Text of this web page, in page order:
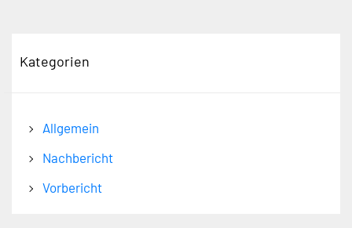
Kategorien
Allgemein
Nachbericht
Vorbericht